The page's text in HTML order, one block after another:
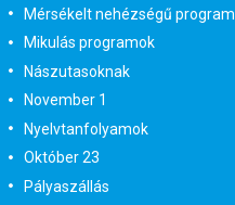
Mérsékelt nehézségű program
Mikulás programok
Nászutasoknak
November 1
Nyelvtanfolyamok
Október 23
Pályaszállás